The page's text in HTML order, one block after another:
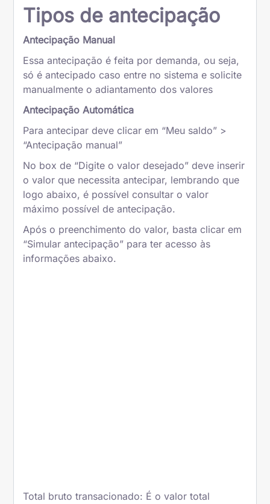
Tipos de antecipação
Antecipação Manual
Essa antecipação é feita por demanda, ou seja,
só é antecipado caso entre no sistema e solicite
manualmente o adiantamento dos valores
Antecipação Automática
Para antecipar deve clicar em “Meu saldo” >
“Antecipação manual”
No box de “Digite o valor desejado” deve inserir
o valor que necessita antecipar, lembrando que
logo abaixo, é possível consultar o valor
máximo possível de antecipação.
Após o preenchimento do valor, basta clicar em
“Simular antecipação” para ter acesso às
informações abaixo.
Total bruto transacionado: É o valor total